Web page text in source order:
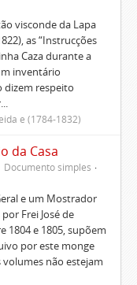
visconde da Lapa
as “Instrucções
Caza durante a
inventário
respeito
e (1784-1832)
da Casa
Documento simples
e um Mostrador
Frei José de
1804 e 1805, supõem
por este monge
volumes não estejam